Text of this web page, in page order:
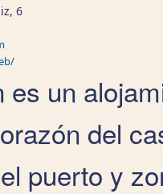
6
es un
del
puerto y